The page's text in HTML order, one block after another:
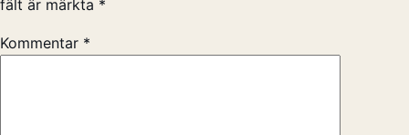
fält är märkta *
Kommentar *